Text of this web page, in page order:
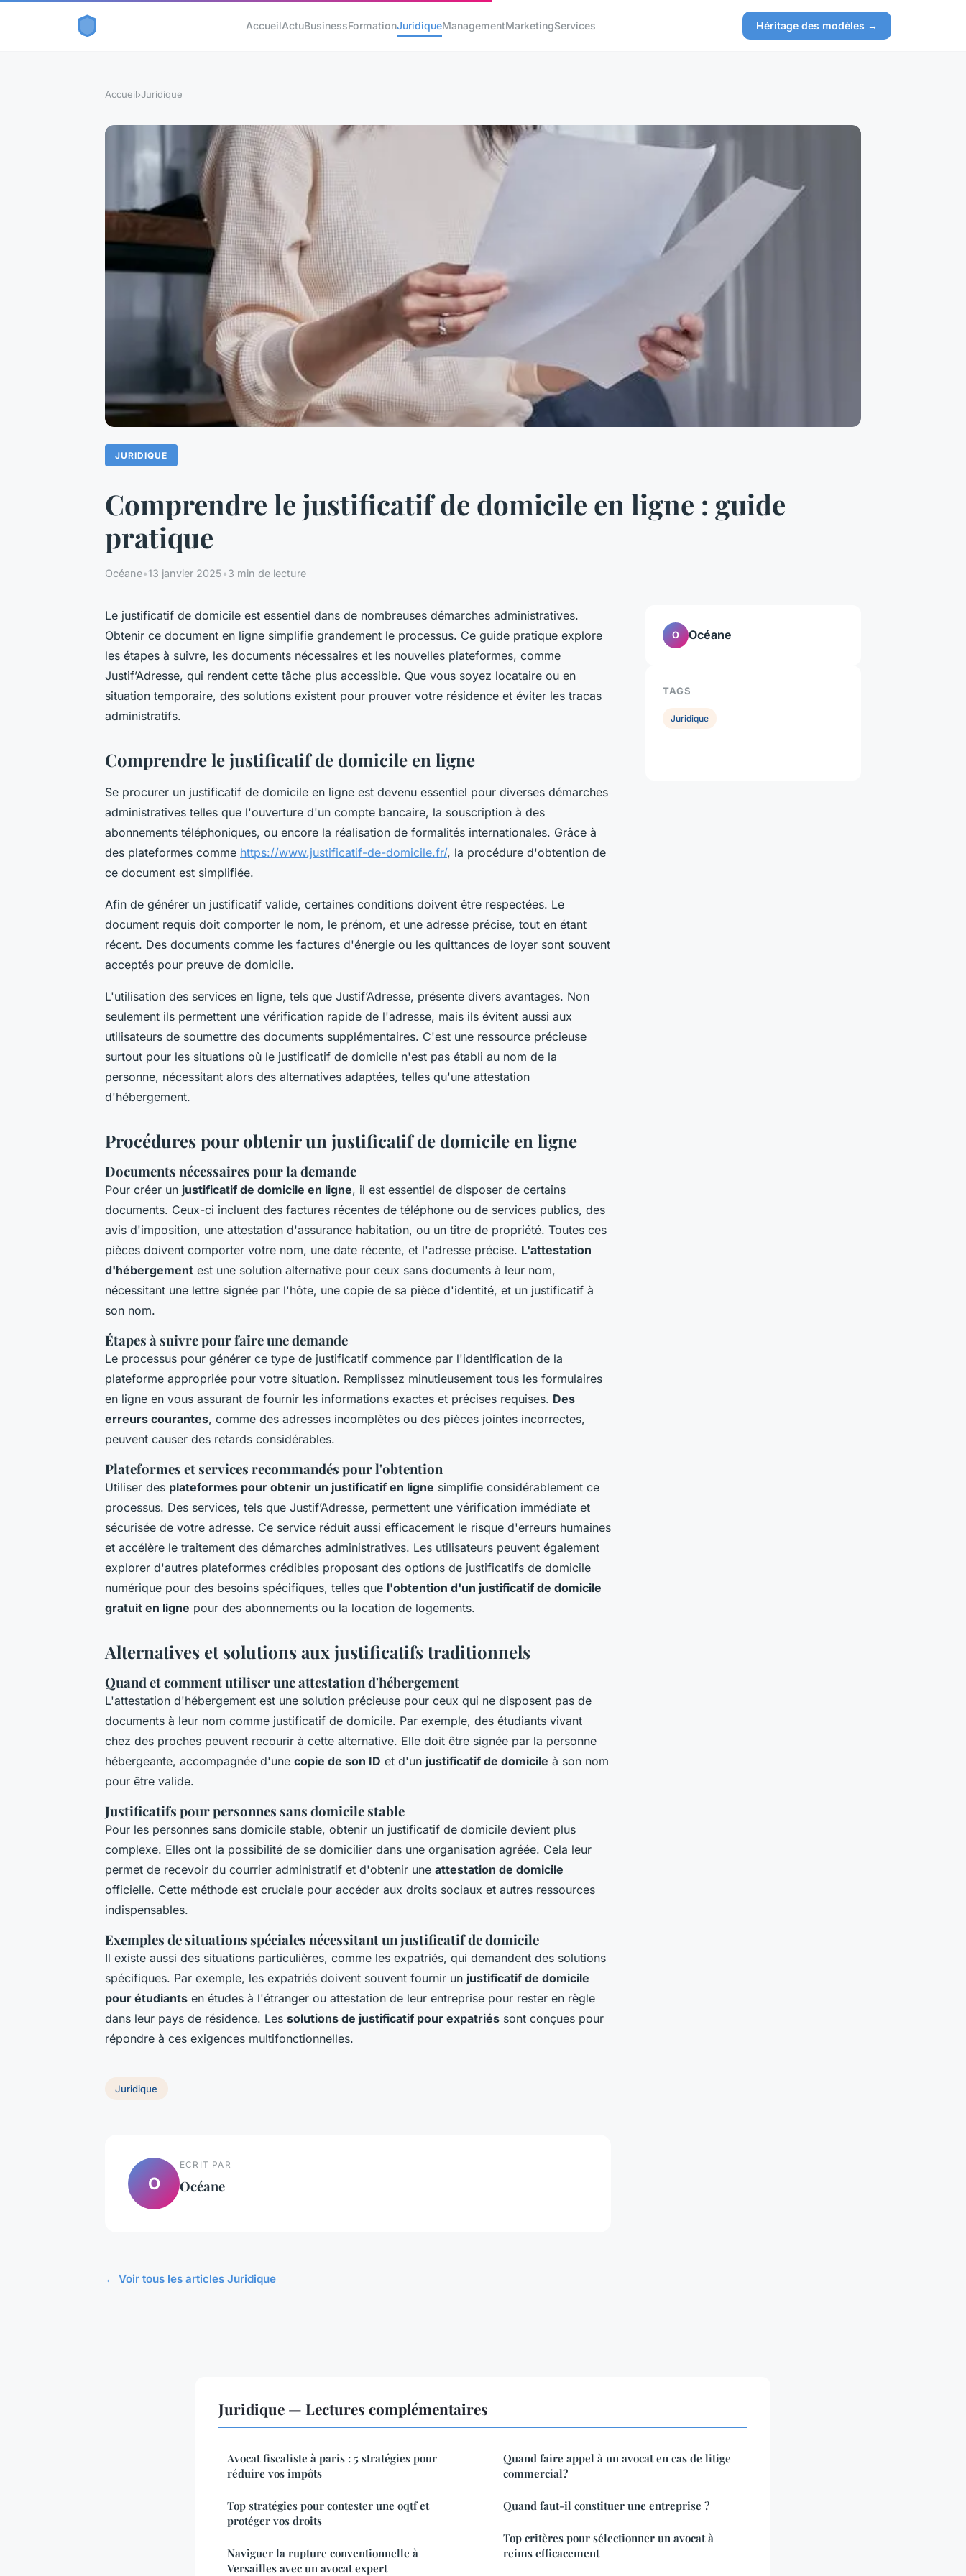
AccueilActuBusinessFormationJuridiqueManagementMarketingServices Héritage des modèles →
Accueil›Juridique
JURIDIQUE
Comprendre le justificatif de domicile en ligne : guide
pratique
Océane•13 janvier 2025•3 min de lecture
Le justificatif de domicile est essentiel dans de nombreuses démarches administratives.
Obtenir ce document en ligne simplifie grandement le processus. Ce guide pratique explore
les étapes à suivre, les documents nécessaires et les nouvelles plateformes, comme
Justif’Adresse, qui rendent cette tâche plus accessible. Que vous soyez locataire ou en
situation temporaire, des solutions existent pour prouver votre résidence et éviter les tracas
administratifs.
Comprendre le justificatif de domicile en ligne
Se procurer un justificatif de domicile en ligne est devenu essentiel pour diverses démarches
administratives telles que l'ouverture d'un compte bancaire, la souscription à des
abonnements téléphoniques, ou encore la réalisation de formalités internationales. Grâce à
des plateformes comme https://www.justificatif-de-domicile.fr/, la procédure d'obtention de
ce document est simplifiée.
Afin de générer un justificatif valide, certaines conditions doivent être respectées. Le
document requis doit comporter le nom, le prénom, et une adresse précise, tout en étant
récent. Des documents comme les factures d'énergie ou les quittances de loyer sont souvent
acceptés pour preuve de domicile.
L'utilisation des services en ligne, tels que Justif’Adresse, présente divers avantages. Non
seulement ils permettent une vérification rapide de l'adresse, mais ils évitent aussi aux
utilisateurs de soumettre des documents supplémentaires. C'est une ressource précieuse
surtout pour les situations où le justificatif de domicile n'est pas établi au nom de la
personne, nécessitant alors des alternatives adaptées, telles qu'une attestation
d'hébergement.
Procédures pour obtenir un justificatif de domicile en ligne
Documents nécessaires pour la demande
Pour créer un justificatif de domicile en ligne, il est essentiel de disposer de certains
documents. Ceux-ci incluent des factures récentes de téléphone ou de services publics, des
avis d'imposition, une attestation d'assurance habitation, ou un titre de propriété. Toutes ces
pièces doivent comporter votre nom, une date récente, et l'adresse précise. L'attestation
d'hébergement est une solution alternative pour ceux sans documents à leur nom,
nécessitant une lettre signée par l'hôte, une copie de sa pièce d'identité, et un justificatif à
son nom.
Étapes à suivre pour faire une demande
Le processus pour générer ce type de justificatif commence par l'identification de la
plateforme appropriée pour votre situation. Remplissez minutieusement tous les formulaires
en ligne en vous assurant de fournir les informations exactes et précises requises. Des
erreurs courantes, comme des adresses incomplètes ou des pièces jointes incorrectes,
peuvent causer des retards considérables.
Plateformes et services recommandés pour l'obtention
Utiliser des plateformes pour obtenir un justificatif en ligne simplifie considérablement ce
processus. Des services, tels que Justif’Adresse, permettent une vérification immédiate et
sécurisée de votre adresse. Ce service réduit aussi efficacement le risque d'erreurs humaines
et accélère le traitement des démarches administratives. Les utilisateurs peuvent également
explorer d'autres plateformes crédibles proposant des options de justificatifs de domicile
numérique pour des besoins spécifiques, telles que l'obtention d'un justificatif de domicile
gratuit en ligne pour des abonnements ou la location de logements.
Alternatives et solutions aux justificatifs traditionnels
Quand et comment utiliser une attestation d'hébergement
L'attestation d'hébergement est une solution précieuse pour ceux qui ne disposent pas de
documents à leur nom comme justificatif de domicile. Par exemple, des étudiants vivant
chez des proches peuvent recourir à cette alternative. Elle doit être signée par la personne
hébergeante, accompagnée d'une copie de son ID et d'un justificatif de domicile à son nom
pour être valide.
Justificatifs pour personnes sans domicile stable
Pour les personnes sans domicile stable, obtenir un justificatif de domicile devient plus
complexe. Elles ont la possibilité de se domicilier dans une organisation agréée. Cela leur
permet de recevoir du courrier administratif et d'obtenir une attestation de domicile
officielle. Cette méthode est cruciale pour accéder aux droits sociaux et autres ressources
indispensables.
Exemples de situations spéciales nécessitant un justificatif de domicile
Il existe aussi des situations particulières, comme les expatriés, qui demandent des solutions
spécifiques. Par exemple, les expatriés doivent souvent fournir un justificatif de domicile
pour étudiants en études à l'étranger ou attestation de leur entreprise pour rester en règle
dans leur pays de résidence. Les solutions de justificatif pour expatriés sont conçues pour
répondre à ces exigences multifonctionnelles.
Juridique
O
ECRIT PAR
Océane
← Voir tous les articles Juridique
O Océane
TAGS
Juridique
Juridique — Lectures complémentaires
Avocat fiscaliste à paris : 5 stratégies pour
réduire vos impôts
Top stratégies pour contester une oqtf et
protéger vos droits
Naviguer la rupture conventionnelle à
Versailles avec un avocat expert
Quand faire appel à un avocat en cas de litige
commercial?
Quand faut-il constituer une entreprise ?
Top critères pour sélectionner un avocat à
reims efficacement